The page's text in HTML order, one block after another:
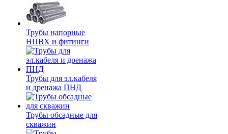
Трубы напорные
НПВХ и фитинги
Трубы для эл.кабеля
и дренажа ПНД
Трубы обсадные для
скважин